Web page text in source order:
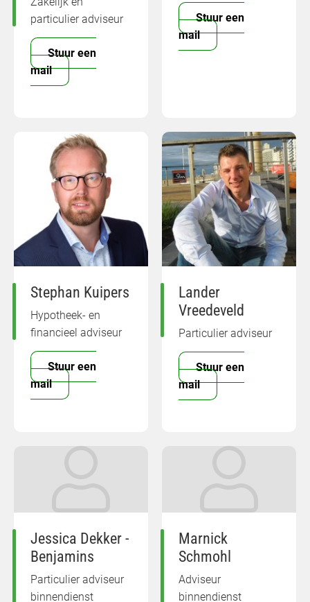
particulier adviseur
Stuur een
mail
Stuur een
mail
Stephan Kuipers
Hypotheek- en
financieel adviseur
Stuur een
mail
Lander
Vreedeveld
Particulier adviseur
Stuur een
mail
Jessica Dekker -
Benjamins
Particulier adviseur
binnendienst
Marnick
Schmohl
Adviseur
binnendienst